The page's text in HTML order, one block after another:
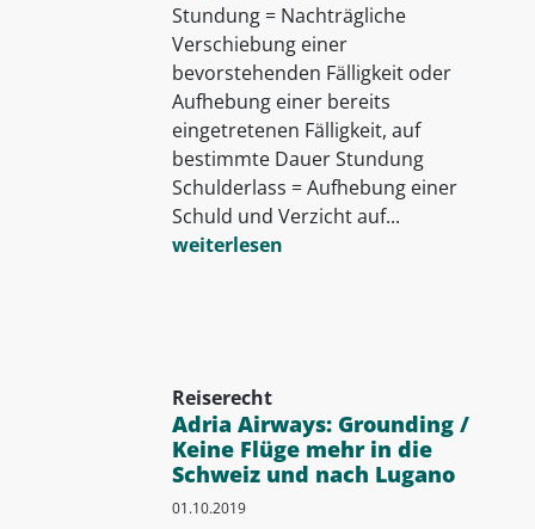
Stundung = Nachträgliche
Verschiebung einer
bevorstehenden Fälligkeit oder
Aufhebung einer bereits
eingetretenen Fälligkeit, auf
bestimmte Dauer Stundung
Schulderlass = Aufhebung einer
Schuld und Verzicht auf...
weiterlesen
Reiserecht
Adria Airways: Grounding /
Keine Flüge mehr in die
Schweiz und nach Lugano
01.10.2019